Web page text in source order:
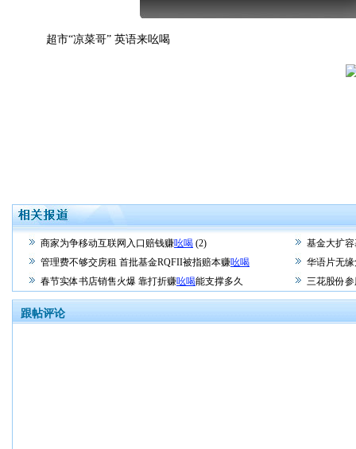
超市“凉菜哥” 英语来吆喝
商家为争移动互联网入口赔钱赚吆喝 (2)
基金大扩
管理费不够交房租 首批基金RQFII被指赔本赚吆喝
华语片无
春节实体书店销售火爆 靠打折赚吆喝能支撑多久 三花股份
跟帖评论